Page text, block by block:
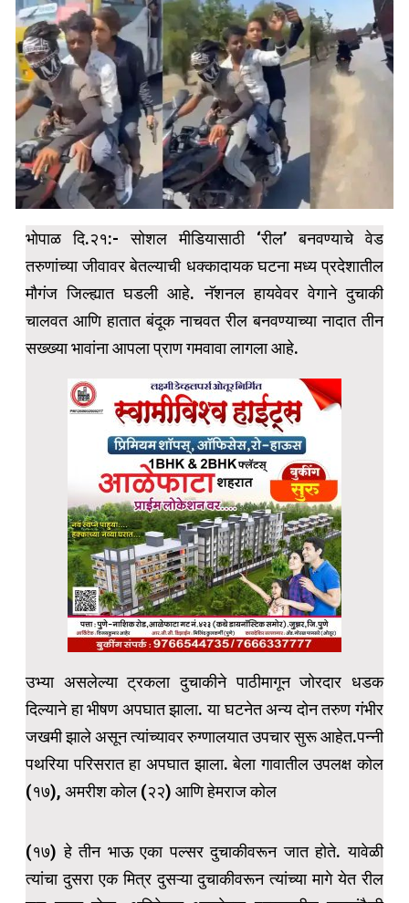
भोपाळ दि.२१:- सोशल मीडियासाठी ‘रील’ बनवण्याचे वेड
तरुणांच्या जीवावर बेतल्याची धक्कादायक घटना मध्य प्रदेशातील
मौगंज जिल्ह्यात घडली आहे. नॅशनल हायवेवर वेगाने दुचाकी
चालवत आणि हातात बंदूक नाचवत रील बनवण्याच्या नादात तीन
सख्ख्या भावांना आपला प्राण गमवावा लागला आहे.
उभ्या असलेल्या ट्रकला दुचाकीने पाठीमागून जोरदार धडक
दिल्याने हा भीषण अपघात झाला. या घटनेत अन्य दोन तरुण गंभीर
जखमी झाले असून त्यांच्यावर रुग्णालयात उपचार सुरू आहेत.पन्नी
पथरिया परिसरात हा अपघात झाला. बेला गावातील उपलक्ष कोल
(१७), अमरीश कोल (२२) आणि हेमराज कोल
(१७) हे तीन भाऊ एका पल्सर दुचाकीवरून जात होते. यावेळी
त्यांचा दुसरा एक मित्र दुसऱ्या दुचाकीवरून त्यांच्या मागे येत रील